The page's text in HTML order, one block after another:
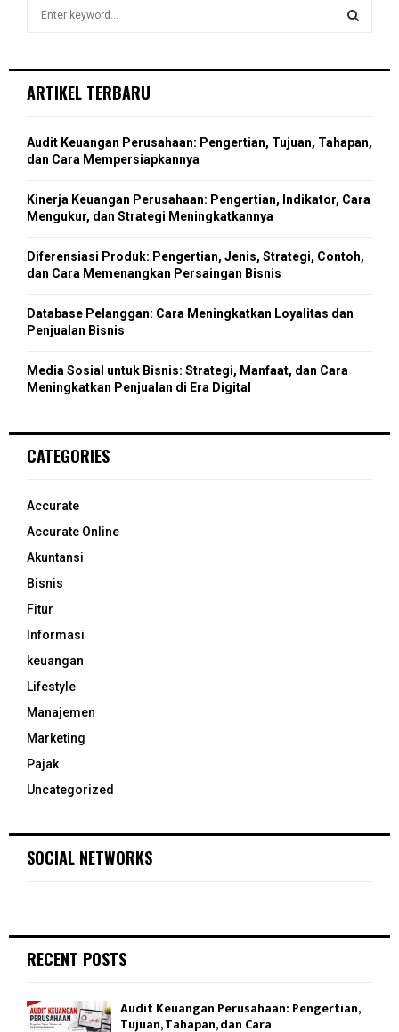
R
h
o
r
C
ARTIKEL TERBARU
Audit Keuangan Perusahaan: Pengertian, Tujuan, Tahapan,
dan Cara Mempersiapkannya
Kinerja Keuangan Perusahaan: Pengertian, Indikator, Cara
Mengukur, dan Strategi Meningkatkannya
Diferensiasi Produk: Pengertian, Jenis, Strategi, Contoh,
dan Cara Memenangkan Persaingan Bisnis
Database Pelanggan: Cara Meningkatkan Loyalitas dan
Penjualan Bisnis
Media Sosial untuk Bisnis: Strategi, Manfaat, dan Cara
Meningkatkan Penjualan di Era Digital
CATEGORIES
Accurate
Accurate Online
Akuntansi
Bisnis
Fitur
Informasi
keuangan
Lifestyle
Manajemen
Marketing
Pajak
Uncategorized
SOCIAL NETWORKS
RECENT POSTS
Audit Keuangan Perusahaan: Pengertian,
Tujuan, Tahapan, dan Cara